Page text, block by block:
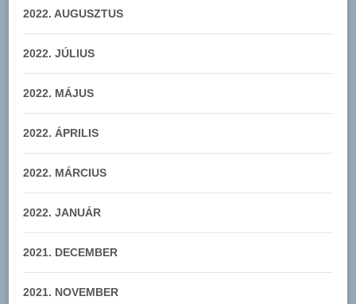
2022. AUGUSZTUS
2022. JÚLIUS
2022. MÁJUS
2022. ÁPRILIS
2022. MÁRCIUS
2022. JANUÁR
2021. DECEMBER
2021. NOVEMBER